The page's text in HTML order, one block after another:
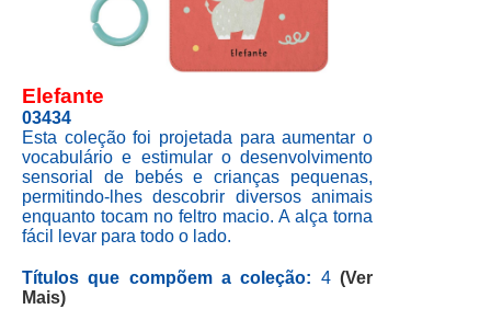
Elefante
03434
Esta coleção foi projetada para aumentar o
vocabulário e estimular o desenvolvimento
sensorial de bebés e crianças pequenas,
permitindo-lhes descobrir diversos animais
enquanto tocam no feltro macio. A alça torna
fácil levar para todo o lado.
Títulos que compõem a coleção: 4(Ver
Mais)